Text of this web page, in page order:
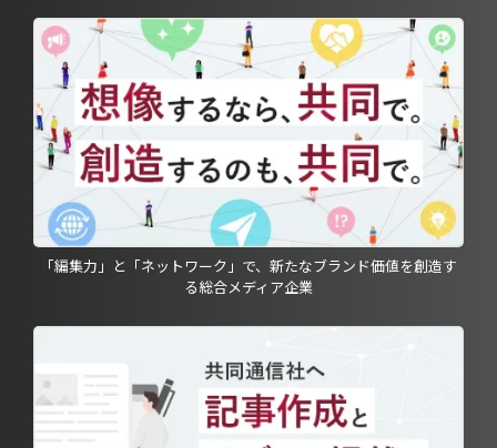
「編集力」と「ネットワーク」で、新たなブランド価値を創造す
る総合メディア企業